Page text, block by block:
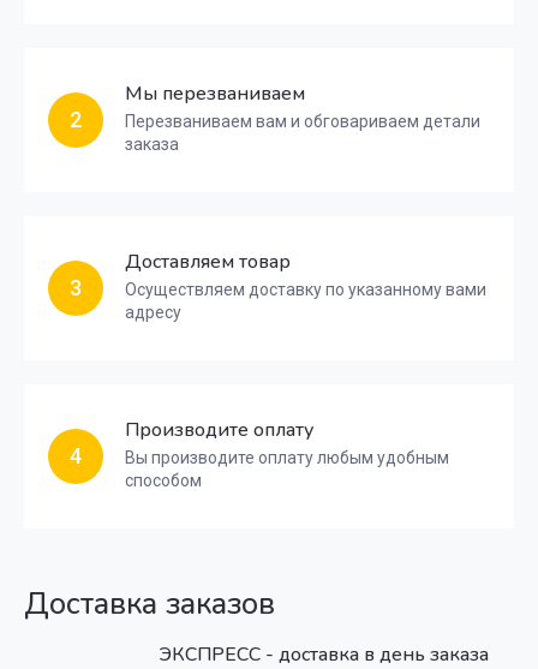
2
Мы перезваниваем
Перезваниваем вам и обговариваем детали
заказа
3
Доставляем товар
Осуществляем доставку по указанному вами
адресу
4
Производите оплату
Вы производите оплату любым удобным
способом
Доставка заказов
ЭКСПРЕСС - доставка в день заказа